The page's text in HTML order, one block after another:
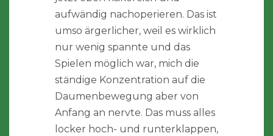
aufwändig nachoperieren. Das ist
umso ärgerlicher, weil es wirklich
nur wenig spannte und das
Spielen möglich war, mich die
ständige Konzentration auf die
Daumenbewegung aber von
Anfang an nervte. Das muss alles
locker hoch- und runterklappen,